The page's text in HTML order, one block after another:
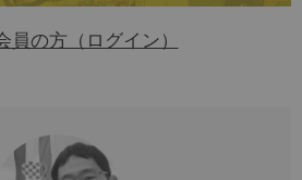
員の方（ログイン）